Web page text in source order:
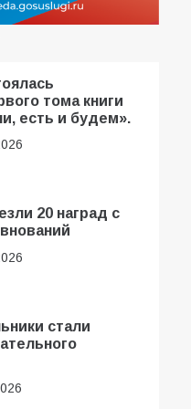
тома книги
есть и будем».
20 наград с
стали